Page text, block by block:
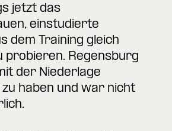
jetzt das
einstudierte
dem Training gleich
probieren. Regensburg
der Niederlage
haben und war nicht